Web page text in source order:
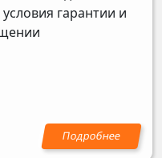
гарантии и